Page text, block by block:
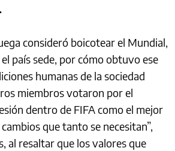
consideró boicotear el Mundial,
país sede, por cómo obtuvo ese
humanas de la sociedad
miembros votaron por el
dentro de FIFA como el mejor
que tanto se necesitan”,
al resaltar que los valores que